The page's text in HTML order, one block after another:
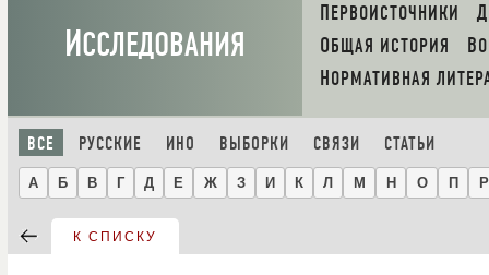
ИССЛЕДОВАНИЯ
ПЕРВОИСТОЧНИКИ
ОБЩАЯ ИСТОРИЯ
НОРМАТИВНАЯ
ВСЕ РУССКИЕ ИНО ВЫБОРКИ СВЯЗИ СТАТЬИ
А Б В Г Д Е Ж З И К Л М Н О П Р
К СПИСКУ